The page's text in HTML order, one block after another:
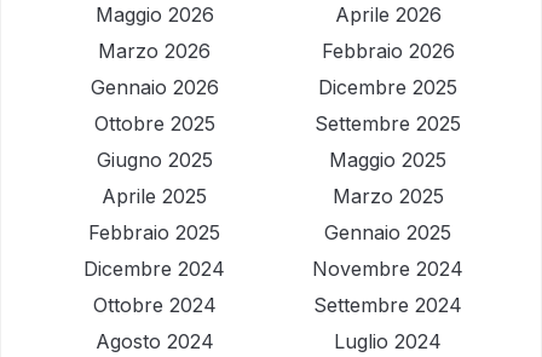
Maggio 2026
Aprile 2026
Marzo 2026
Febbraio 2026
Gennaio 2026
Dicembre 2025
Ottobre 2025
Settembre 2025
Giugno 2025
Maggio 2025
Aprile 2025
Marzo 2025
Febbraio 2025
Gennaio 2025
Dicembre 2024
Novembre 2024
Ottobre 2024
Settembre 2024
Agosto 2024
Luglio 2024